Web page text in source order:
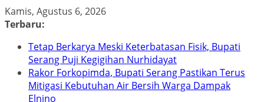
Skip
to
Kamis, Agustus 6, 2026
Terbaru:
Tetap Berkarya Meski Keterbatasan Fisik, Bupati
Serang Puji Kegigihan Nurhidayat
Rakor Forkopimda, Bupati Serang Pastikan Terus
Mitigasi Kebutuhan Air Bersih Warga Dampak
Elnino